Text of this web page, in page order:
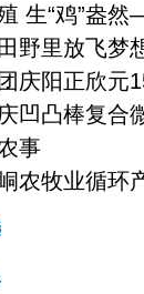
生“鸡”盎
野里放飞
庆阳正欣元
凹凸棒复合
事
农牧业循环